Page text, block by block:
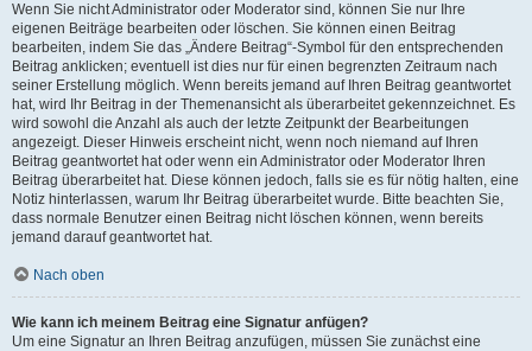
Wenn Sie nicht Administrator oder Moderator sind, können Sie nur Ihre
eigenen Beiträge bearbeiten oder löschen. Sie können einen Beitrag
bearbeiten, indem Sie das „Ändere Beitrag“-Symbol für den entsprechenden
Beitrag anklicken; eventuell ist dies nur für einen begrenzten Zeitraum nach
seiner Erstellung möglich. Wenn bereits jemand auf Ihren Beitrag geantwortet
hat, wird Ihr Beitrag in der Themenansicht als überarbeitet gekennzeichnet. Es
wird sowohl die Anzahl als auch der letzte Zeitpunkt der Bearbeitungen
angezeigt. Dieser Hinweis erscheint nicht, wenn noch niemand auf Ihren
Beitrag geantwortet hat oder wenn ein Administrator oder Moderator Ihren
Beitrag überarbeitet hat. Diese können jedoch, falls sie es für nötig halten, eine
Notiz hinterlassen, warum Ihr Beitrag überarbeitet wurde. Bitte beachten Sie,
dass normale Benutzer einen Beitrag nicht löschen können, wenn bereits
jemand darauf geantwortet hat.
Nach oben
Wie kann ich meinem Beitrag eine Signatur anfügen?
Um eine Signatur an Ihren Beitrag anzufügen, müssen Sie zunächst eine